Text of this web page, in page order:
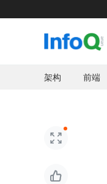
架构 前端

